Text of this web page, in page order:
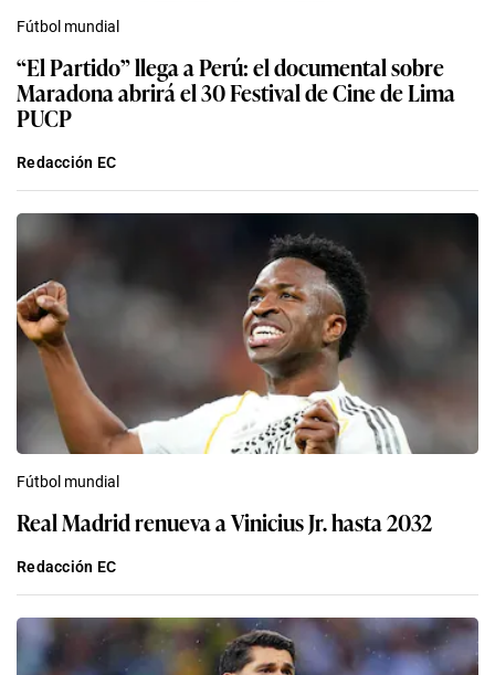
Fútbol mundial
“El Partido” llega a Perú: el documental sobre
Maradona abrirá el 30 Festival de Cine de Lima
PUCP
Redacción EC
Fútbol mundial
Real Madrid renueva a Vinicius Jr. hasta 2032
Redacción EC